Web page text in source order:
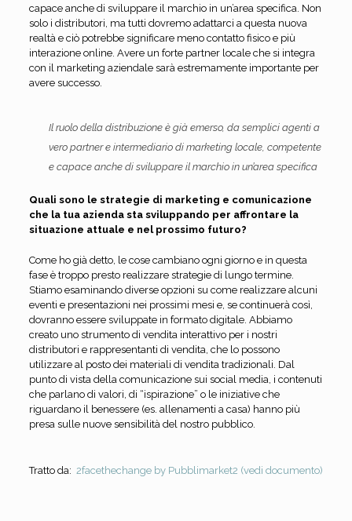
capace anche di sviluppare il marchio in un’area specifica. Non
solo i distributori, ma tutti dovremo adattarci a questa nuova
realtà e ciò potrebbe significare meno contatto fisico e più
interazione online. Avere un forte partner locale che si integra
con il marketing aziendale sarà estremamente importante per
avere successo.
Il ruolo della distribuzione è già emerso, da semplici agenti a
vero partner e intermediario di marketing locale, competente
e capace anche di sviluppare il marchio in un’area specifica
Quali sono le strategie di marketing e comunicazione
che la tua azienda sta sviluppando per affrontare la
situazione attuale e nel prossimo futuro?
Come ho già detto, le cose cambiano ogni giorno e in questa
fase è troppo presto realizzare strategie di lungo termine.
Stiamo esaminando diverse opzioni su come realizzare alcuni
eventi e presentazioni nei prossimi mesi e, se continuerà così,
dovranno essere sviluppate in formato digitale. Abbiamo
creato uno strumento di vendita interattivo per i nostri
distributori e rappresentanti di vendita, che lo possono
utilizzare al posto dei materiali di vendita tradizionali. Dal
punto di vista della comunicazione sui social media, i contenuti
che parlano di valori, di “ispirazione” o le iniziative che
riguardano il benessere (es. allenamenti a casa) hanno più
presa sulle nuove sensibilità del nostro pubblico.
Tratto da: 2facethechange by Pubblimarket2 (vedi documento)